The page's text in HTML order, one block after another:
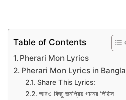
Table of Contents
Pherari Mon Lyrics
Pherari Mon Lyrics in Bangla
Share This Lyrics:
আরও কিছু জনপ্রিয় গানের লিরিক্স